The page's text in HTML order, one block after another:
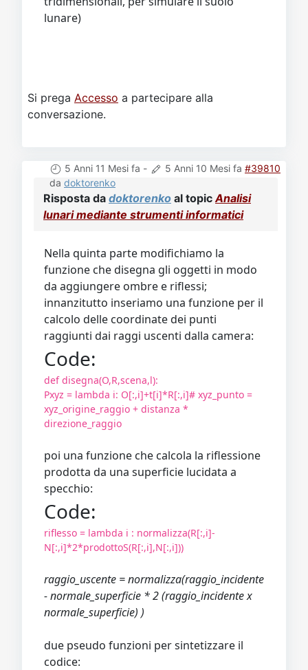
lunare)
Si prega Accesso a partecipare alla
conversazione.
5 Anni 11 Mesi fa - 5 Anni 10 Mesi fa #39810
da doktorenko
Risposta da doktorenko al topic Analisi
lunari mediante strumenti informatici
Nella quinta parte modifichiamo la
funzione che disegna gli oggetti in modo
da aggiungere ombre e riflessi;
innanzitutto inseriamo una funzione per il
calcolo delle coordinate dei punti
raggiunti dai raggi uscenti dalla camera:
Code:
def disegna(O,R,scena,l):
Pxyz = lambda i: O[:,i]+t[i]*R[:,i]# xyz_punto =
xyz_origine_raggio + distanza *
direzione_raggio
poi una funzione che calcola la riflessione
prodotta da una superficie lucidata a
specchio:
Code:
riflesso = lambda i : normalizza(R[:,i]-
N[:,i]*2*prodottoS(R[:,i],N[:,i]))
raggio_uscente = normalizza(raggio_incidente
- normale_superficie * 2 (raggio_incidente x
normale_superficie) )
due pseudo funzioni per sintetizzare il
codice: